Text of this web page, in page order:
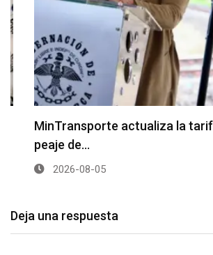
MinTransporte actualiza la tarifa
peaje de…
2026-08-05
Deja una respuesta